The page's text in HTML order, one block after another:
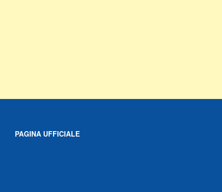
PAGINA UFFICIALE